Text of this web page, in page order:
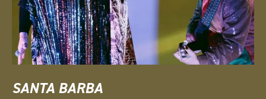
SANTA BARBA